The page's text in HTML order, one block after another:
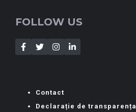
FOLLOW US
Contact
Declarație de transparența